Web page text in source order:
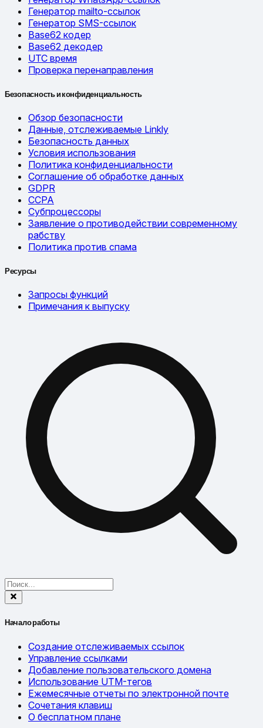
Генератор mailto-ссылок
Генератор SMS-ссылок
Base62 кодер
Base62 декодер
UTC время
Проверка перенаправления
Безопасность и конфиденциальность
Обзор безопасности
Данные, отслеживаемые Linkly
Безопасность данных
Условия использования
Политика конфиденциальности
Соглашение об обработке данных
GDPR
CCPA
Субпроцессоры
Заявление о противодействии современному
рабству
Политика против спама
Ресурсы
Запросы функций
Примечания к выпуску
Начало работы
Создание отслеживаемых ссылок
Управление ссылками
Добавление пользовательского домена
Использование UTM-тегов
Ежемесячные отчеты по электронной почте
Сочетания клавиш
О бесплатном плане